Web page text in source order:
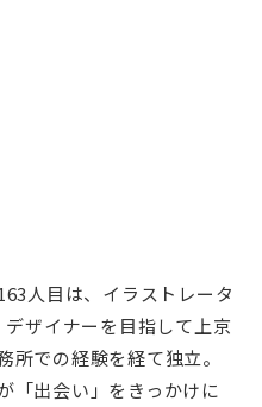
人目は、イラストレータ
ザイナーを目指して上京
所での経験を経て独立。
「出会い」をきっかけに